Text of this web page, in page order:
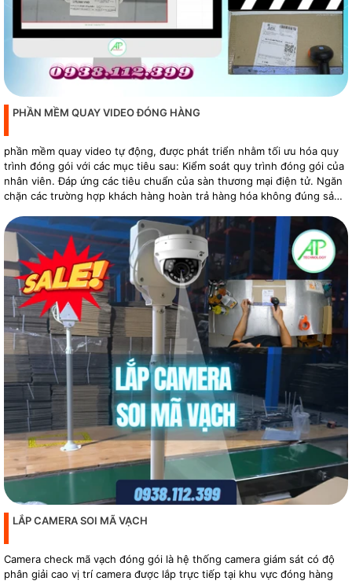
PHẦN MỀM QUAY VIDEO ĐÓNG HÀNG
phần mềm quay video tự động, được phát triển nhằm tối ưu hóa quy
trình đóng gói với các mục tiêu sau: Kiểm soát quy trình đóng gói của
nhân viên. Đáp ứng các tiêu chuẩn của sàn thương mại điện tử. Ngăn
chặn các trường hợp khách hàng hoàn trả hàng hóa không đúng sản
LẮP CAMERA SOI MÃ VẠCH
Camera check mã vạch đóng gói là hệ thống camera giám sát có độ
phân giải cao vị trí camera được lắp trực tiếp tại khu vực đóng hàng